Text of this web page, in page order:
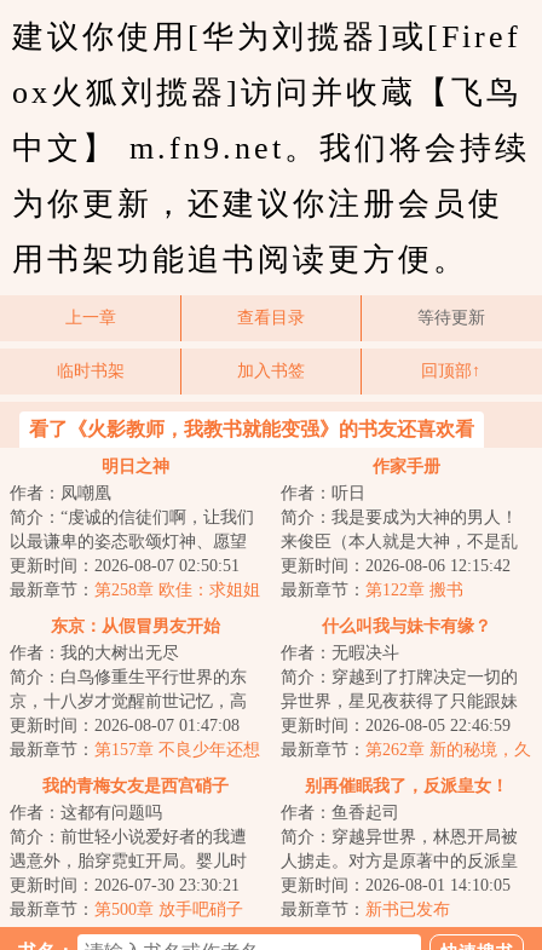
建议你使用[华为刘揽器]或[Firef
ox火狐刘揽器]访问并收蔵【飞鸟
中文】 m.fn9.net。我们将会持续
为你更新，还建议你注册会员使
用书架功能追书阅读更方便。
上一章 查看目录 等待更新
临时书架 加入书签 回顶部↑
看了《火影教师，我教书就能变强》的书友还喜欢看
明日之神
作者：凤嘲凰
简介：“虔诚的信徒们啊，让我们
以最谦卑的姿态歌颂灯神、愿望
之神、奇迹之神、星辰之子、永
恒晨曦、光之...
更新时间：2026-08-07 02:50:51
最新章节： 第258章 欧佳：求姐姐
收收味，别念了
作家手册
作者：听日
简介：我是要成为大神的男人！
来俊臣（本人就是大神，不是乱
写）...
更新时间：2026-08-06 12:15:42
最新章节： 第122章 搬书
东京：从假冒男友开始
作者：我的大树出无尽
简介：白鸟修重生平行世界的东
京，十八岁才觉醒前世记忆，高
中的成绩不太理想，是喜欢跟人
争，被人敬而远...
更新时间：2026-08-07 01:47:08
最新章节： 第157章 不良少年还想
读书？
什么叫我与妹卡有缘？
作者：无暇决斗
简介：穿越到了打牌决定一切的
异世界，星见夜获得了只能跟妹
卡建立起羁绊的特质。在决斗怪
兽真实存在，打...
更新时间：2026-08-05 22:46:59
最新章节： 第262章 新的秘境，久
违的消息（5K）
我的青梅女友是西宫硝子
作者：这都有问题吗
简介：前世轻小说爱好者的我遭
遇意外，胎穿霓虹开局。婴儿时
期结识了隔壁新搬来的西宫一
家。三岁的硝子确...
更新时间：2026-07-30 23:30:21
最新章节： 第500章 放手吧硝子
酱，它浮不起来的
别再催眠我了，反派皇女！
作者：鱼香起司
简介：穿越异世界，林恩开局被
人掳走。对方是原著中的反派皇
女，要拿他做催眠实验。为了活
命，林恩不得不...
更新时间：2026-08-01 14:10:05
最新章节： 新书已发布